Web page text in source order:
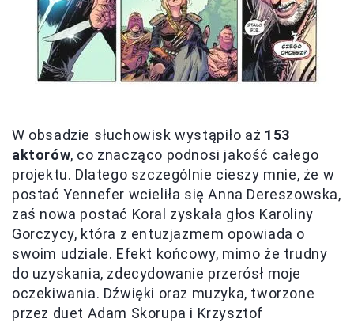
W obsadzie słuchowisk wystąpiło aż 153
aktorów, co znacząco podnosi jakość całego
projektu. Dlatego szczególnie cieszy mnie, że w
postać Yennefer wcieliła się Anna Dereszowska,
zaś nowa postać Koral zyskała głos Karoliny
Gorczycy, która z entuzjazmem opowiada o
swoim udziale. Efekt końcowy, mimo że trudny
do uzyskania, zdecydowanie przerósł moje
oczekiwania. Dźwięki oraz muzyka, tworzone
przez duet Adam Skorupa i Krzysztof